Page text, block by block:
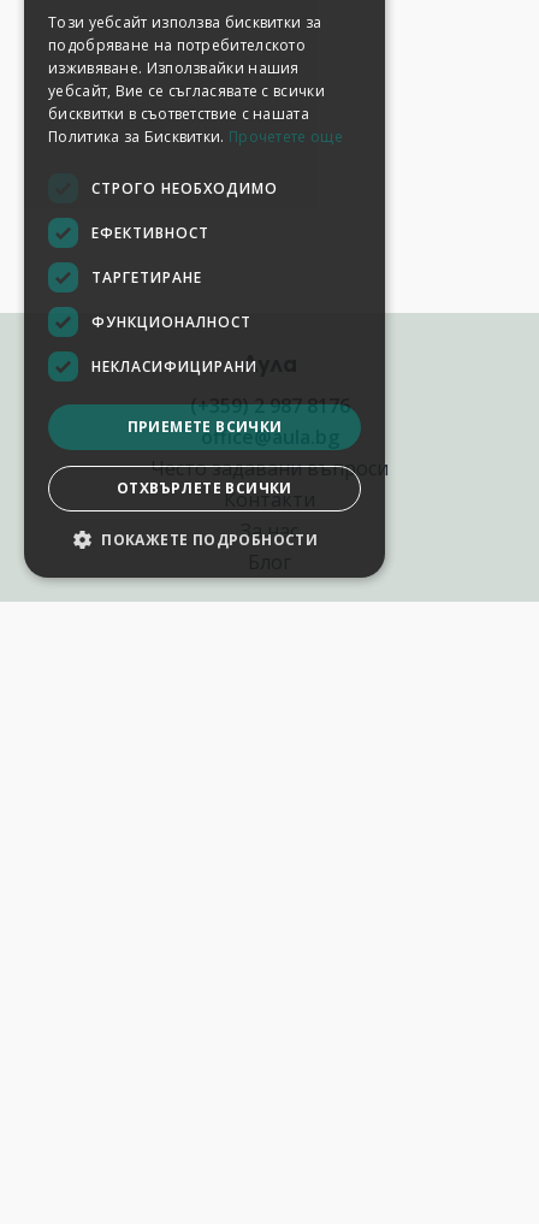
Аула
(+359) 2 987 8176
office@aula.bg
Често задавани въпроси
Контакти
За нас
Този уебсайт използва бисквитки за
подобряване на потребителското
изживяване. Използвайки нашия
уебсайт, Вие се съгласявате с всички
бисквитки в съответствие с нашата
Политика за Бисквитки. Прочетете още
СТРОГО НЕОБХОДИМО
ЕФЕКТИВНОСТ
ТАРГЕТИРАНЕ
ФУНКЦИОНАЛНОСТ
НЕКЛАСИФИЦИРАНИ
ПРИЕМЕТЕ ВСИЧКИ
ОТХВЪРЛЕТЕ ВСИЧКИ
ПОКАЖЕТЕ ПОДРОБНОСТИ